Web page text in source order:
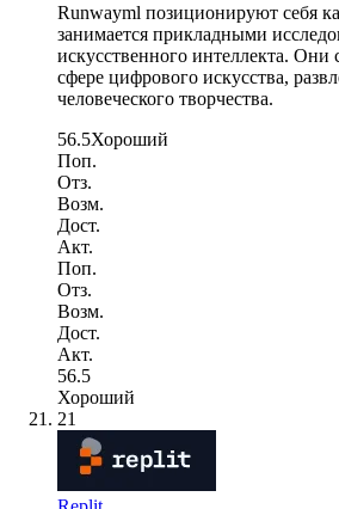
Runwayml позиционируют себя
занимается прикладными
искусственного интеллекта. Они
сфере цифрового искусства,
человеческого творчества.
56.5Хороший
Поп.
Отз.
Возм.
Дост.
Акт.
Поп.
Отз.
Возм.
Дост.
Акт.
56.5
Хороший
21